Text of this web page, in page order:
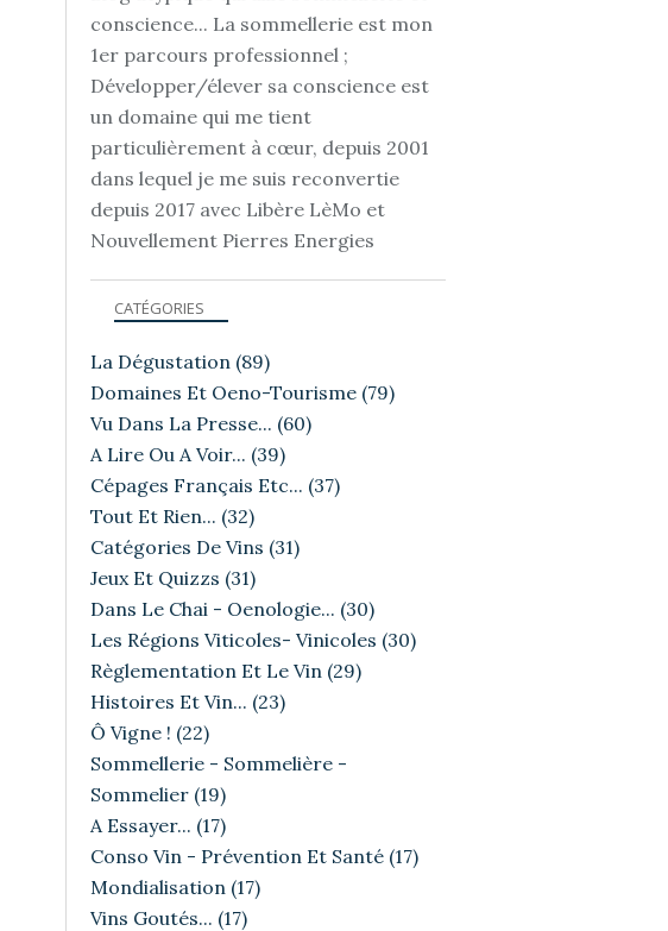
conscience... La sommellerie est mon
1er parcours professionnel ;
Développer/élever sa conscience est
un domaine qui me tient
particulièrement à cœur, depuis 2001
dans lequel je me suis reconvertie
depuis 2017 avec Libère LèMo et
Nouvellement Pierres Energies
CATÉGORIES
La Dégustation (89)
Domaines Et Oeno-Tourisme (79)
Vu Dans La Presse... (60)
A Lire Ou A Voir... (39)
Cépages Français Etc... (37)
Tout Et Rien... (32)
Catégories De Vins (31)
Jeux Et Quizzs (31)
Dans Le Chai - Oenologie... (30)
Les Régions Viticoles- Vinicoles (30)
Règlementation Et Le Vin (29)
Histoires Et Vin... (23)
Ô Vigne ! (22)
Sommellerie - Sommelière -
Sommelier (19)
A Essayer... (17)
Conso Vin - Prévention Et Santé (17)
Mondialisation (17)
Vins Goutés... (17)